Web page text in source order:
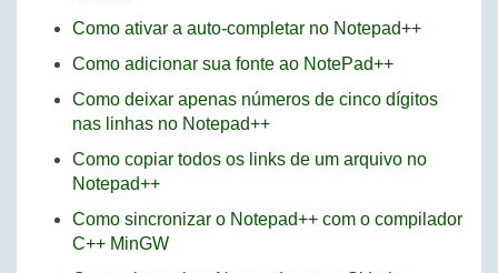
Como ativar a auto-completar no Notepad++
Como adicionar sua fonte ao NotePad++
Como deixar apenas números de cinco dígitos
nas linhas no Notepad++
Como copiar todos os links de um arquivo no
Notepad++
Como sincronizar o Notepad++ com o compilador
C++ MinGW